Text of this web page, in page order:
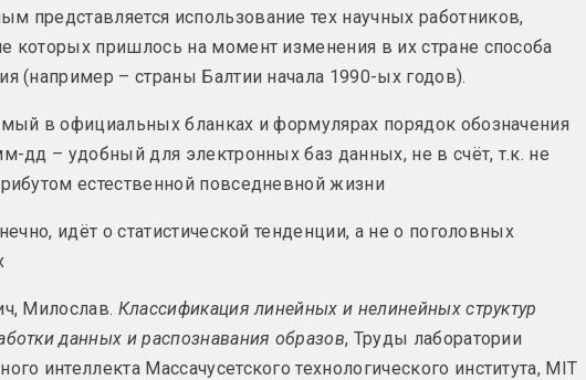
проект, инсталляция 2023, интеррактивный проект, инсталляция
яйкі
Василиса Полянина
Лицо
Маргарита Дюшко
ЛЮДИ О ЛЮДЯХ
2023, серия живописи
Елена Рабкина
Момент истины
Мan with deer
2023, живопись
Арт
Сергей Русак (Izium)
Оттенки прогресса
2023, графическая серия, серия стрит-арт произведений
Охота на единорога
2023, живопись
представляется использование тех научных работников,
которых пришлось на момент изменения в их стране способа
(например – страны Балтии начала 1990-ых годов).
в официальных бланках и формулярах порядок обозначения
дд – удобный для электронных баз данных, не в счёт, т.к. не
естественной повседневной жизни
идёт о статистической тенденции, а не о поголовных
Милослав. Классификация линейных и нелинейных структур
данных и распознавания образов, Труды лаборатории
интеллекта Массачусетского технологического института, MIT